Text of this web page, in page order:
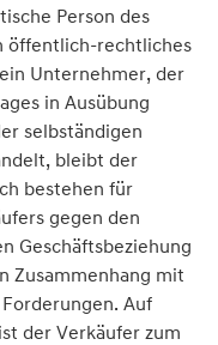
Person des
öffentlich-rechtliches
Unternehmer, der
in Ausübung
selbständigen
bleibt der
bestehen für
gegen den
Geschäftsbeziehung
Zusammenhang mit
Auf
der Verkäufer zum